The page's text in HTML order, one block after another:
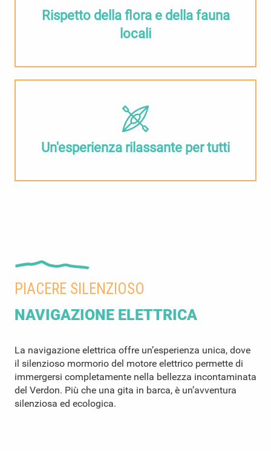
Rispetto della flora e della fauna
locali
Un'esperienza rilassante per tutti
PIACERE SILENZIOSO
NAVIGAZIONE ELETTRICA
La navigazione elettrica offre un’esperienza unica, dove
il silenzioso mormorio del motore elettrico permette di
immergersi completamente nella bellezza incontaminata
del Verdon. Più che una gita in barca, è un’avventura
silenziosa ed ecologica.